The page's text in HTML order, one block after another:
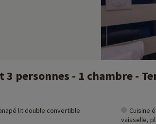
personnes - 1 chambre -
lit double convertible
Cuisine
vaisselle,